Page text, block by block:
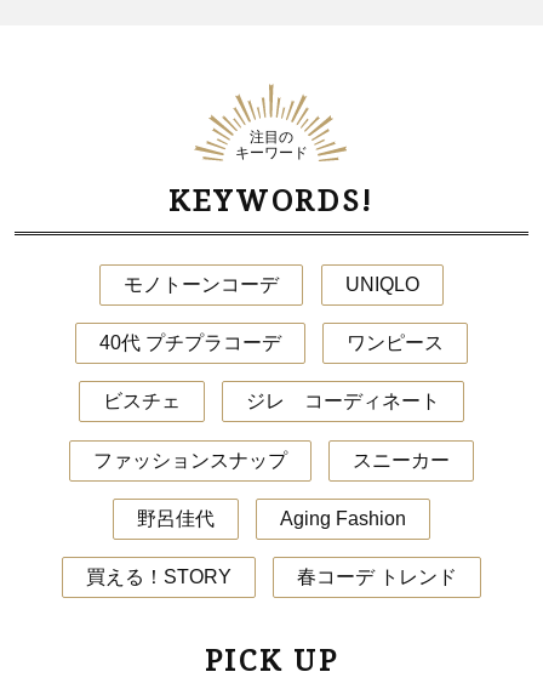
注目の
キーワード
KEYWORDS!
モノトーンコーデ UNIQLO
40代 プチプラコーデ ワンピース
ビスチェ ジレ コーディネート
ファッションスナップ スニーカー
野呂佳代 Aging Fashion
買える！STORY 春コーデ トレンド
PICK UP